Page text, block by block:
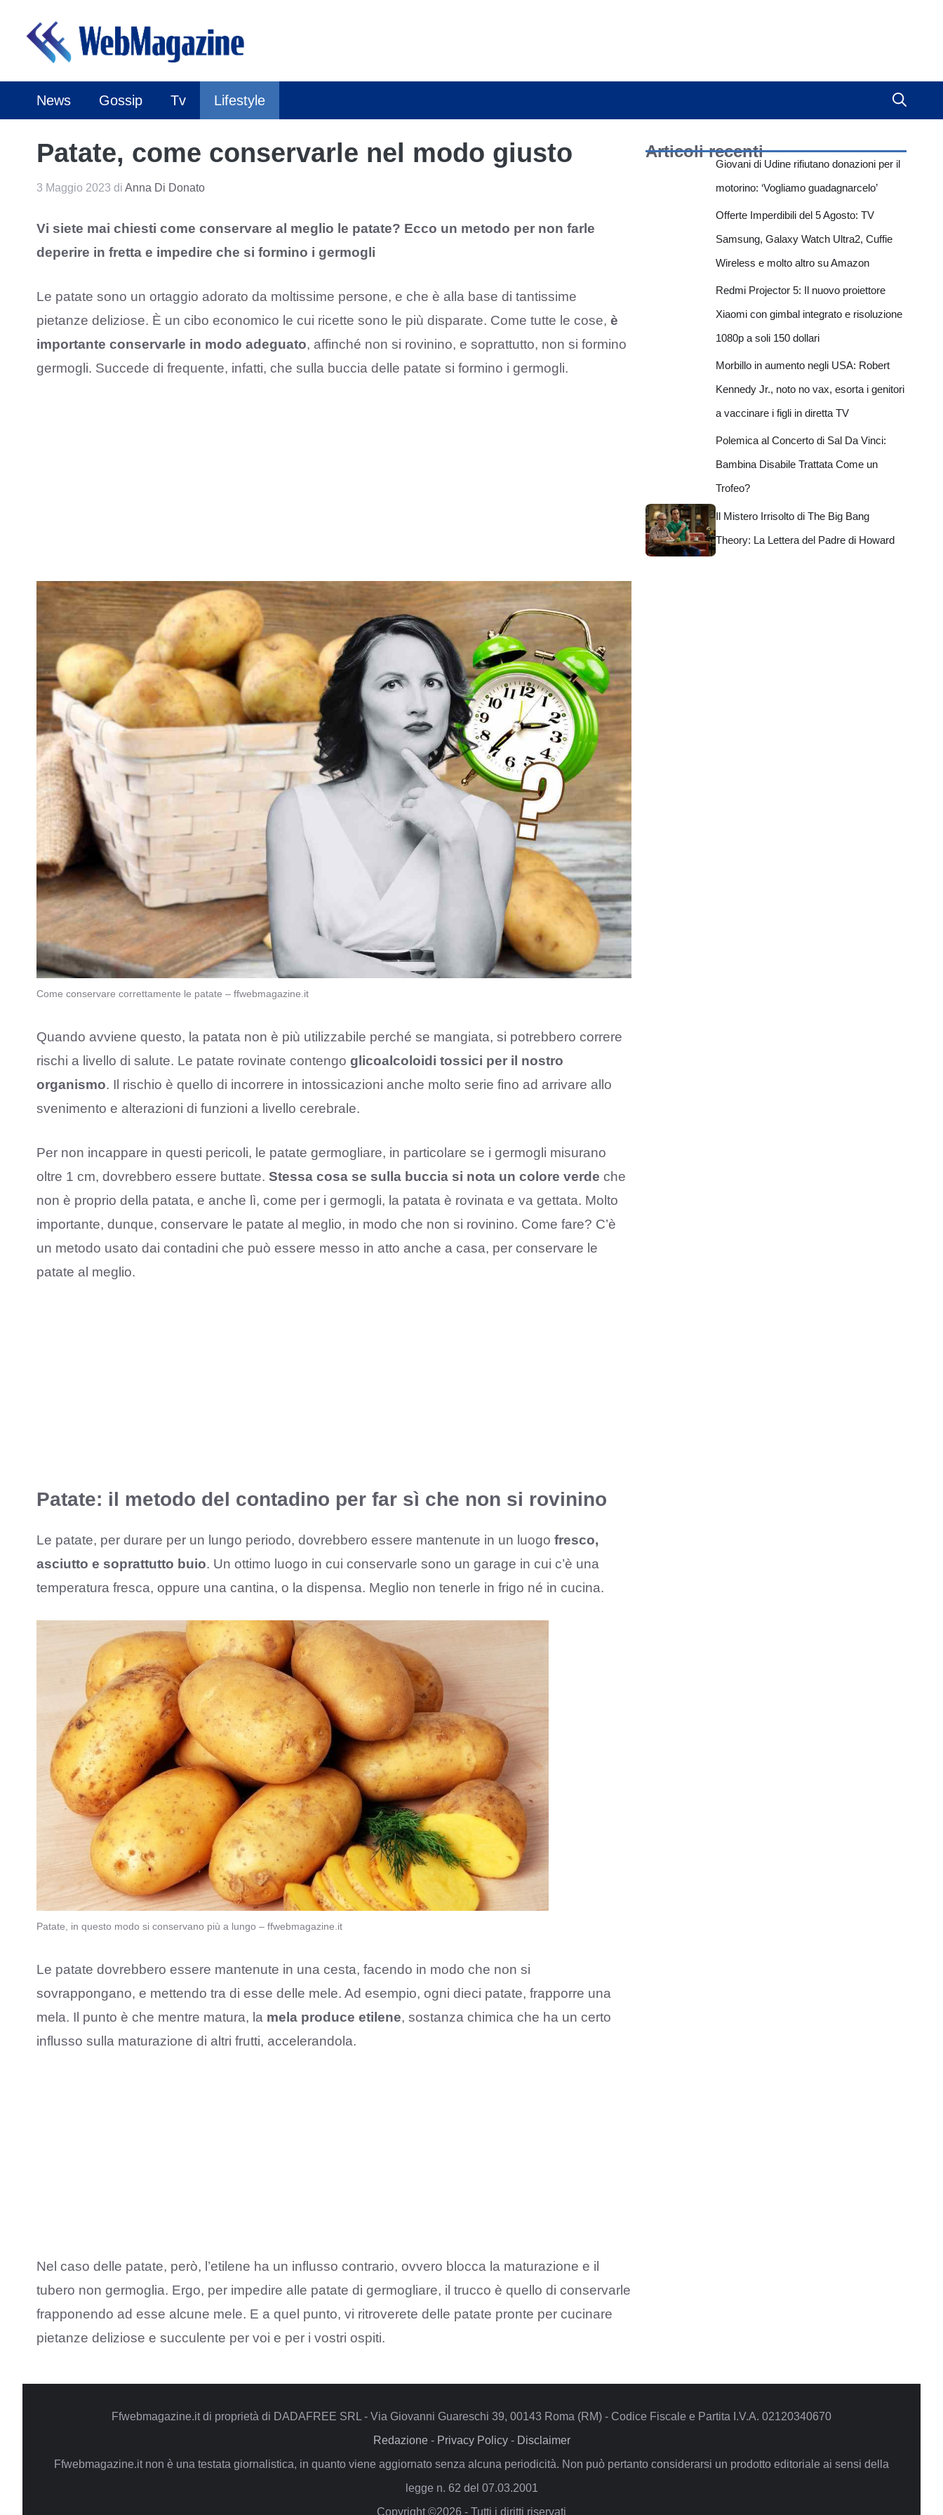
contenuto
News Gossip Tv Lifestyle
Patate, come conservarle nel modo giusto
3 Maggio 2023 di Anna Di Donato
Vi siete mai chiesti come conservare al meglio le patate? Ecco un metodo per non farle
deperire in fretta e impedire che si formino i germogli
Le patate sono un ortaggio adorato da moltissime persone, e che è alla base di tantissime
pietanze deliziose. È un cibo economico le cui ricette sono le più disparate. Come tutte le cose, è
importante conservarle in modo adeguato, affinché non si rovinino, e soprattutto, non si formino
germogli. Succede di frequente, infatti, che sulla buccia delle patate si formino i germogli.
Come conservare correttamente le patate – ffwebmagazine.it
Quando avviene questo, la patata non è più utilizzabile perché se mangiata, si potrebbero correre
rischi a livello di salute. Le patate rovinate contengo glicoalcoloidi tossici per il nostro
organismo. Il rischio è quello di incorrere in intossicazioni anche molto serie fino ad arrivare allo
svenimento e alterazioni di funzioni a livello cerebrale.
Per non incappare in questi pericoli, le patate germogliare, in particolare se i germogli misurano
oltre 1 cm, dovrebbero essere buttate. Stessa cosa se sulla buccia si nota un colore verde che
non è proprio della patata, e anche lì, come per i germogli, la patata è rovinata e va gettata. Molto
importante, dunque, conservare le patate al meglio, in modo che non si rovinino. Come fare? C’è
un metodo usato dai contadini che può essere messo in atto anche a casa, per conservare le
patate al meglio.
Patate: il metodo del contadino per far sì che non si rovinino
Le patate, per durare per un lungo periodo, dovrebbero essere mantenute in un luogo fresco,
asciutto e soprattutto buio. Un ottimo luogo in cui conservarle sono un garage in cui c’è una
temperatura fresca, oppure una cantina, o la dispensa. Meglio non tenerle in frigo né in cucina.
Patate, in questo modo si conservano più a lungo – ffwebmagazine.it
Le patate dovrebbero essere mantenute in una cesta, facendo in modo che non si
sovrappongano, e mettendo tra di esse delle mele. Ad esempio, ogni dieci patate, frapporre una
mela. Il punto è che mentre matura, la mela produce etilene, sostanza chimica che ha un certo
influsso sulla maturazione di altri frutti, accelerandola.
Nel caso delle patate, però, l’etilene ha un influsso contrario, ovvero blocca la maturazione e il
tubero non germoglia. Ergo, per impedire alle patate di germogliare, il trucco è quello di conservarle
frapponendo ad esse alcune mele. E a quel punto, vi ritroverete delle patate pronte per cucinare
pietanze deliziose e succulente per voi e per i vostri ospiti.
Articoli recenti
Giovani di Udine rifiutano donazioni per il
motorino: ‘Vogliamo guadagnarcelo’
Offerte Imperdibili del 5 Agosto: TV
Samsung, Galaxy Watch Ultra2, Cuffie
Wireless e molto altro su Amazon
Redmi Projector 5: Il nuovo proiettore
Xiaomi con gimbal integrato e risoluzione
1080p a soli 150 dollari
Morbillo in aumento negli USA: Robert
Kennedy Jr., noto no vax, esorta i genitori
a vaccinare i figli in diretta TV
Polemica al Concerto di Sal Da Vinci:
Bambina Disabile Trattata Come un
Trofeo?
Il Mistero Irrisolto di The Big Bang
Theory: La Lettera del Padre di Howard
Ffwebmagazine.it di proprietà di DADAFREE SRL - Via Giovanni Guareschi 39, 00143 Roma (RM) - Codice Fiscale e Partita I.V.A. 02120340670
Redazione- Privacy Policy- Disclaimer
Ffwebmagazine.it non è una testata giornalistica, in quanto viene aggiornato senza alcuna periodicità. Non può pertanto considerarsi un prodotto editoriale ai sensi della
legge n. 62 del 07.03.2001
Copyright ©2026 - Tutti i diritti riservati